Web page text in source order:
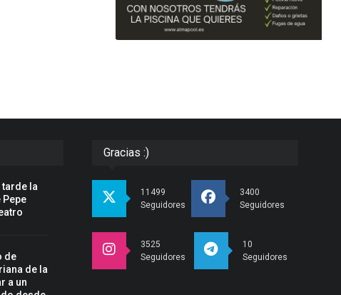
tarde la
de
de la
a un
Gracias :)
11499
Seguidores
3400
Seguidores
3525
Seguidores
10
Seguidores